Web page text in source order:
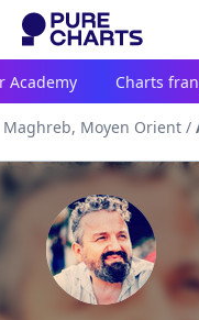
Academy Charts
Maghreb, Moyen Orient /